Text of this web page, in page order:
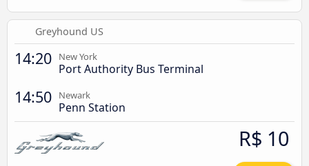
Greyhound US
14:20 New York
Port Authority Bus Terminal
14:50 Newark
Penn Station
R$ 10